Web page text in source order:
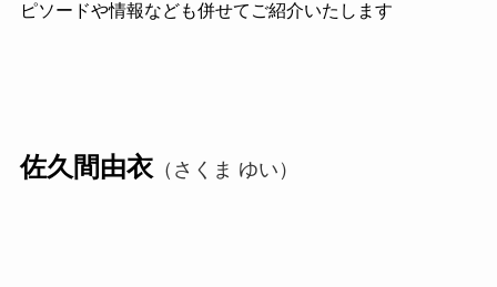
ピソードや情報なども併せてご紹介いたします
佐久間由衣 （さくま ゆい）